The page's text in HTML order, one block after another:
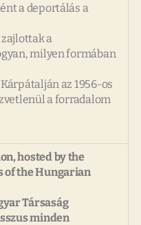
a deportálás a
a
milyen formában
az 1956-os
a forradalom
hosted by the
of the Hungarian
Társaság
minden